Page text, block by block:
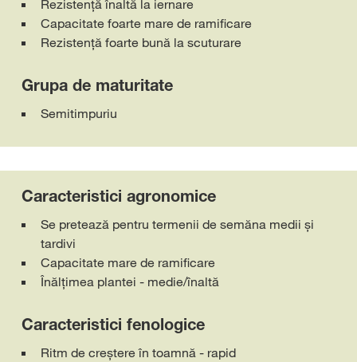
Rezistenţă înaltă la iernare
Capacitate foarte mare de ramificare
Rezistenţă foarte bună la scuturare
Grupa de maturitate
Semitimpuriu
Caracteristici agronomice
Se pretează pentru termenii de semăna medii și
tardivi
Capacitate mare de ramificare
Înălţimea plantei - medie/înaltă
Caracteristici fenologice
Ritm de creștere în toamnă - rapid